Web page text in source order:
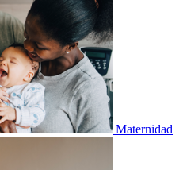
Maternidad